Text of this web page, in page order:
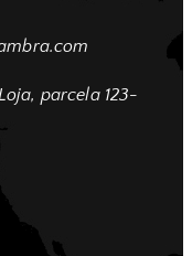
parcela 123-